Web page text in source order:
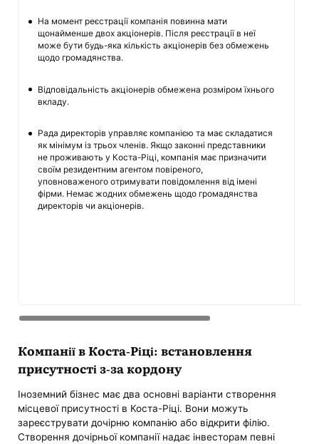
На момент реєстрації компанія повинна мати
щонайменше двох акціонерів. Після реєстрації в неї
може бути будь-яка кількість акціонерів без обмежень
щодо громадянства.
Відповідальність акціонерів обмежена розміром їхнього
вкладу.
Рада директорів управляє компанією та має складатися
як мінімум із трьох членів. Якщо законні представники
не проживають у Коста-Ріці, компанія має призначити
своїм резидентним агентом повіреного,
уповноваженого отримувати повідомлення від імені
фірми. Немає жодних обмежень щодо громадянства
директорів чи акціонерів.
Компанії в Коста-Ріці: встановлення
присутності з-за кордону
Іноземний бізнес має два основні варіанти створення
місцевої присутності в Коста-Ріці. Вони можуть
зареєструвати дочірню компанію або відкрити філію.
Створення дочірньої компанії надає інвесторам певні